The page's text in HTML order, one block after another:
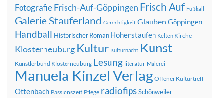
FotografieFrisch-Auf-Göppingen Frisch Auf Fußball
Galerie Stauferland Gerechtigkeit Glauben Göppingen
Handball Historischer Roman Hohenstaufen Kelten Kirche
Klosterneuburg Kultur Kulturnacht Kunst
Künstlerbund Klosterneuburg Lesung literatur Malerei
Manuela Kinzel Verlag Offener Kulturtreff
Ottenbach Passionszeit Pflege radiofipsSchönweiler